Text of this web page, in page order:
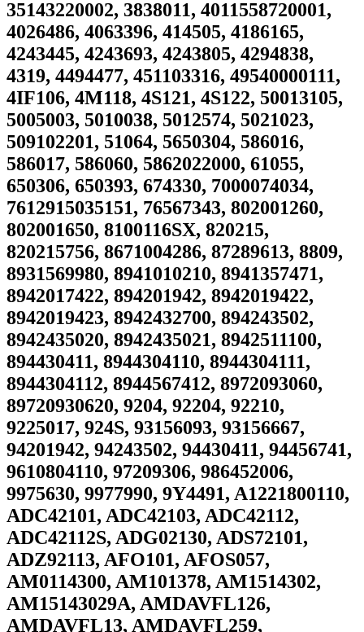
35143220002, 3838011, 4011558720001,
4026486, 4063396, 414505, 4186165,
4243445, 4243693, 4243805, 4294838,
4319, 4494477, 451103316, 49540000111,
4IF106, 4M118, 4S121, 4S122, 50013105,
5005003, 5010038, 5012574, 5021023,
509102201, 51064, 5650304, 586016,
586017, 586060, 5862022000, 61055,
650306, 650393, 674330, 7000074034,
7612915035151, 76567343, 802001260,
802001650, 8100116SX, 820215,
820215756, 8671004286, 87289613, 8809,
8931569980, 8941010210, 8941357471,
8942017422, 894201942, 8942019422,
8942019423, 8942432700, 894243502,
8942435020, 8942435021, 8942511100,
894430411, 8944304110, 8944304111,
8944304112, 8944567412, 8972093060,
89720930620, 9204, 92204, 92210,
9225017, 924S, 93156093, 93156667,
94201942, 94243502, 94430411, 94456741,
9610804110, 97209306, 986452006,
9975630, 9977990, 9Y4491, A1221800110,
ADC42101, ADC42103, ADC42112,
ADC42112S, ADG02130, ADS72101,
ADZ92113, AFO101, AFOS057,
AM0114300, AM101378, AM1514302,
AM15143029A, AMDAVFL126,
AMDAVFL13, AMDAVFL259,